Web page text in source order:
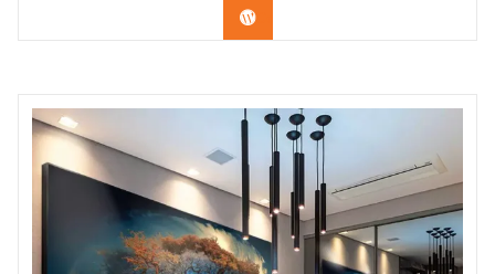
Confira os modelos